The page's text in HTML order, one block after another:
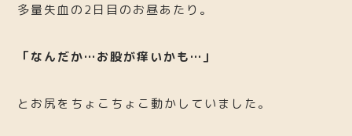
多量失血の2日目のお昼あたり。
「なんだか…お股が痒いかも…」
とお尻をちょこちょこ動かしていました。